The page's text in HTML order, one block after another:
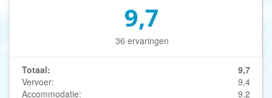
9,7
36 ervaringen
Totaal:
9,7
Vervoer:
9,4
Accommodatie:
9,2